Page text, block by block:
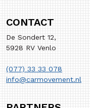
CONTACT
De Sondert 12,
5928 RV Venlo
(077) 33 33 078
info@carmovement.nl